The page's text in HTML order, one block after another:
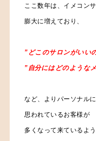
ここ数年は、イメコン
膨大に増えており、
”どこのサロンがいい
”自分にはどのような
など、 よりパーソナル
思われているお客様が
多くなって来ているよ